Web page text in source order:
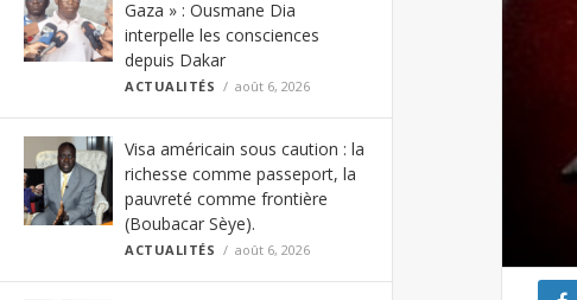
Gaza » : Ousmane Dia
interpelle les consciences
depuis Dakar
ACTUALITÉS août 6, 2026
Visa américain sous caution : la
richesse comme passeport, la
pauvreté comme frontière
(Boubacar Sèye).
ACTUALITÉS août 6, 2026